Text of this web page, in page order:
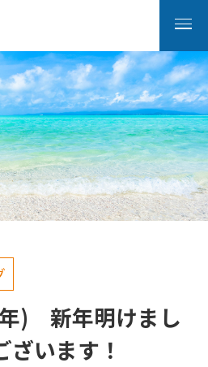
) 新年明けまし
います！